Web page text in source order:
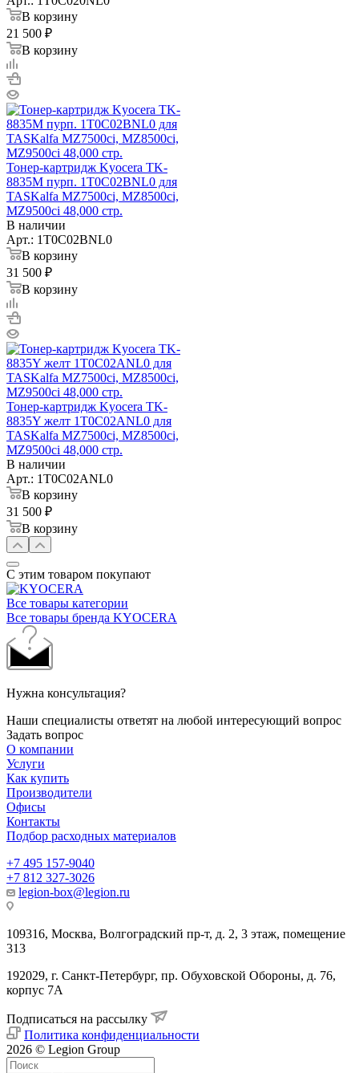
В корзину
21 500 ₽
В корзину
Тонер-картридж Kyocera TK-
8835M пурп. 1T0C02BNL0 для
TASKalfa MZ7500ci, MZ8500ci,
MZ9500ci 48,000 стр.
В наличии
Арт.: 1T0C02BNL0
В корзину
31 500 ₽
В корзину
Тонер-картридж Kyocera TK-
8835Y желт 1T0C02ANL0 для
TASKalfa MZ7500ci, MZ8500ci,
MZ9500ci 48,000 стр.
В наличии
Арт.: 1T0C02ANL0
В корзину
31 500 ₽
В корзину
С этим товаром покупают
Все товары категории
Все товары бренда KYOCERA
Нужна консультация?
Наши специалисты ответят на любой интересующий вопрос
Задать вопрос
О компании
Услуги
Как купить
Производители
Офисы
Контакты
Подбор расходных материалов
+7 495 157-9040
+7 812 327-3026
legion-box@legion.ru
109316, Москва, Волгоградский пр-т, д. 2, 3 этаж, помещение
313
192029, г. Санкт-Петербург, пр. Обуховской Обороны, д. 76,
корпус 7А
Подписаться на рассылку
Политика конфиденциальности
2026 © Legion Group